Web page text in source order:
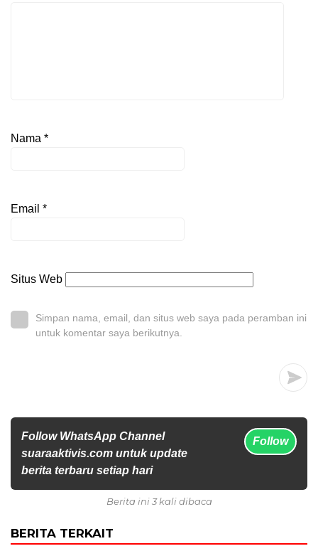
Nama *
Email *
Situs Web
Simpan nama, email, dan situs web saya pada peramban ini
untuk komentar saya berikutnya.
Follow WhatsApp Channel
suaraaktivis.com untuk update
berita terbaru setiap hari
Follow
Berita ini 3 kali dibaca
BERITA TERKAIT